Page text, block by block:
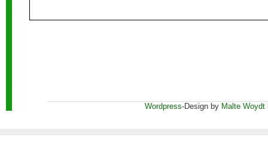
Wordpress-Design by Malte Woydt